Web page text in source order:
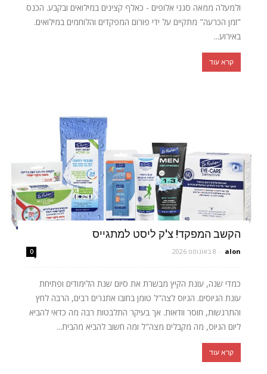
ולמעלה ממאה סגני אלופים - כאלף קצינים במילואים ובקבע. הכנס
"זמן הכרעה" מתקיים על ידי פורום המפקדים והלוחמים במילואים.
באירוע...
קרא עוד
הקשב המפקד! צ'ק ליסט למתגייס
alon
- 8 באוגוסט 2026 0
כמדי שנה, עונת הקיץ מבשרת את סיום שנת הלימודים ופתיחת
עונת הגיוסים. הגיוס לצה"ל טומן בחובו אתגרים רבים, הרבה לחץ
והתרגשות, חוסר וודאות. אך בעיקר התלבטות רבה מה כדאי להביא
ליום הגיוס, מה מקבלים מצה"ל ומה חשוב להביא מהבית...
קרא עוד